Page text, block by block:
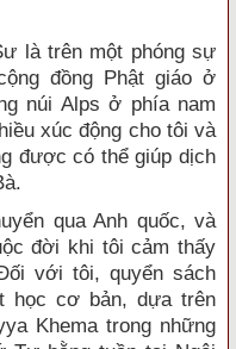
là trên một phóng sự
đồng Phật giáo ở
núi Alps ở phía nam
xúc động cho tôi và
được có thể giúp dịch
qua Anh quốc, và
đời khi tôi cảm thấy
với tôi, quyển sách
học cơ bản, dựa trên
Khema trong những